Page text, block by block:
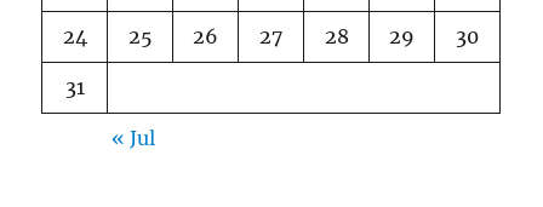
24 25 26 27 28 29 30
31
« Jul